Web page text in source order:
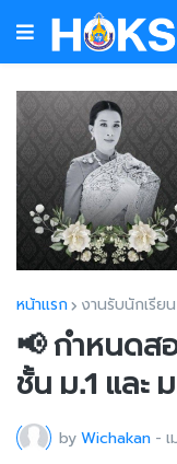
หน้าแรก งานรับนักเรียน
📢 กำหนดส
ชั้น ม.1 และ
byWichakan -